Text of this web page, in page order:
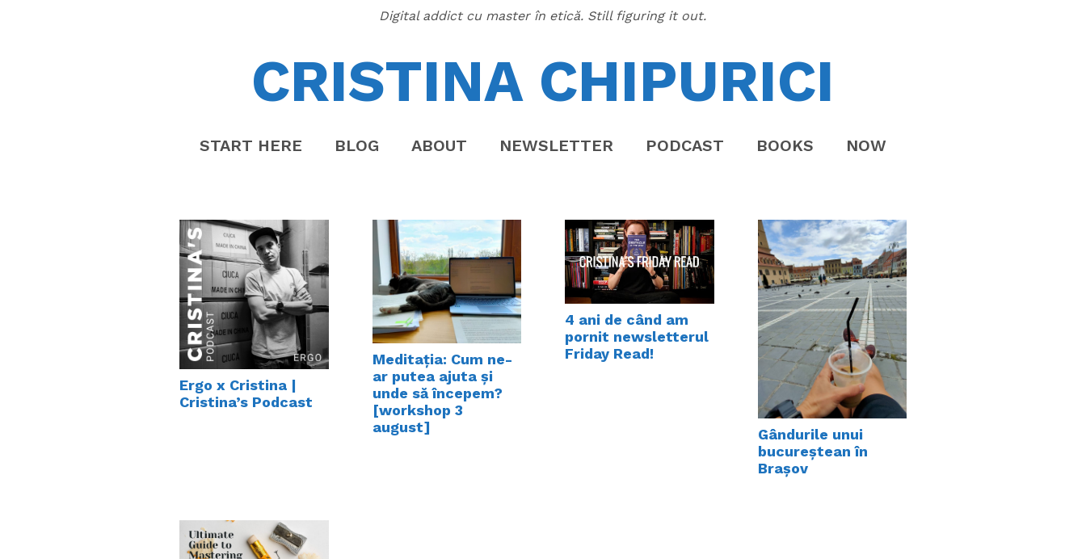
Digital addict cu master în etică. Still figuring it out.
CRISTINA CHIPURICI
START HERE BLOG ABOUT NEWSLETTER PODCAST BOOKS NOW
Ergo x Cristina |
Cristina’s Podcast
Meditația: Cum ne-
ar putea ajuta și
unde să începem?
[workshop 3
august]
4 ani de când am
pornit newsletterul
Friday Read!
Gândurile unui
bucureștean în
Brașov